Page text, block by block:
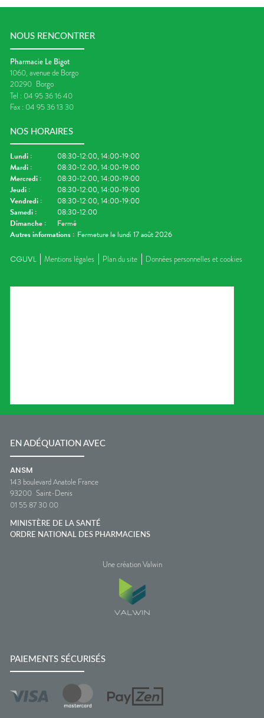
NOUS RENCONTRER
Pharmacie Le Bigot
1060, avenue de Borgo
20290 Borgo
Tel : 04 95 36 16 40
Fax : 04 95 36 13 30
NOS HORAIRES
Lundi :
08:30-12:00, 14:00-19:00
Mardi :
08:30-12:00, 14:00-19:00
Mercredi :
08:30-12:00, 14:00-19:00
Jeudi :
08:30-12:00, 14:00-19:00
Vendredi :
08:30-12:00, 14:00-19:00
Samedi :
08:30-12:00
Dimanche :
Fermé
Autres informations : Fermeture le lundi 17 août 2026
CGUVL Mentions légales Plan du site Données personnelles et cookies
EN ADÉQUATION AVEC
ANSM
143 boulevard Anatole France
93200 Saint-Denis
01 55 87 30 00
MINISTÈRE DE LA SANTÉ
ORDRE NATIONAL DES PHARMACIENS
Une création Valwin
PAIEMENTS SÉCURISÉS